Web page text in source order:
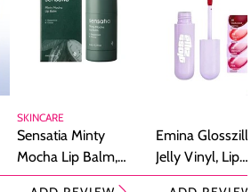
SKINCARE
Sensatia Minty
Mocha Lip Balm,
Pelembap Bibir
Emina
Jelly Vinyl, Lip
Cream Glossy